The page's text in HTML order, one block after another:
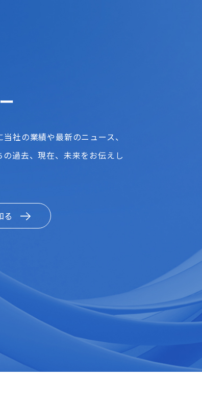
社の業績や最新のニュース、
過去、現在、未来をお伝えし
る